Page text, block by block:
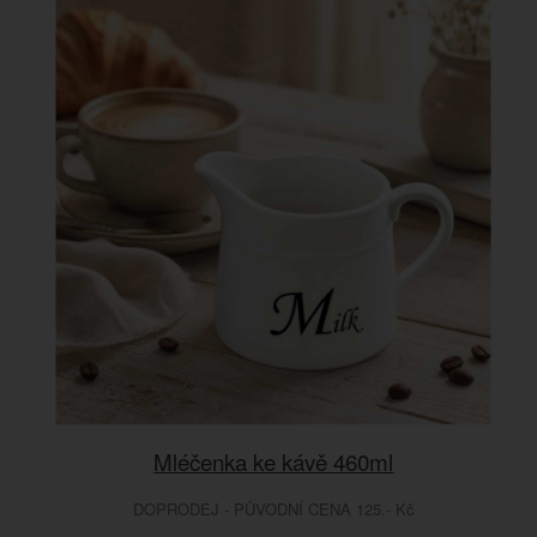
Mléčenka ke kávě 460ml
DOPRODEJ - PŮVODNÍ CENA 125.- Kč